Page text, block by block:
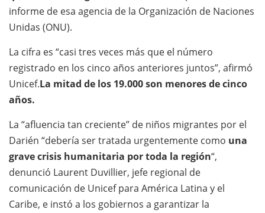
informe de esa agencia de la Organización de Naciones
Unidas (ONU).
La cifra es “casi tres veces más que el número
registrado en los cinco años anteriores juntos”, afirmó
Unicef.La mitad de los 19.000 son menores de cinco
años.
La “afluencia tan creciente” de niños migrantes por el
Darién “debería ser tratada urgentemente como una
grave crisis humanitaria por toda la región“,
denunció Laurent Duvillier, jefe regional de
comunicación de Unicef para América Latina y el
Caribe, e instó a los gobiernos a garantizar la